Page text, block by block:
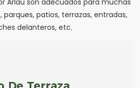
parques, patios, terrazas, entradas,
delanteros, etc.